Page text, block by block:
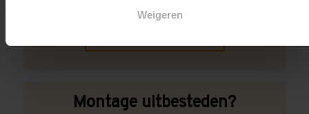
Weigeren
specialiteit!
Montage uitbesteden?